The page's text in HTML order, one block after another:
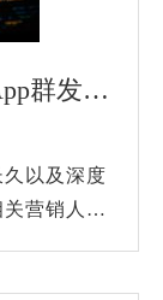
为什么做外贸离不开WhatsApp群发软件？
以及深度
营销人员